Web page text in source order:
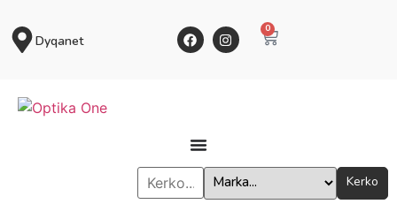
Dyqanet
0
Kerko